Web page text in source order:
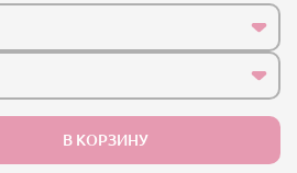
В КОРЗИНУ